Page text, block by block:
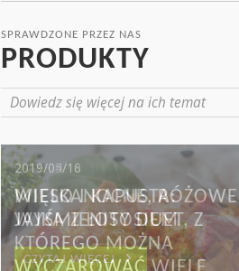
SPRAWDZONE PRZEZ NAS
PRODUKTY
Dowiedz się więcej na ich temat
2019/04/18
WIELKANOCNE, RÓŻOWE
JAJKA Z ŁOSOSIEM
CZYTAJ WIĘCEJ